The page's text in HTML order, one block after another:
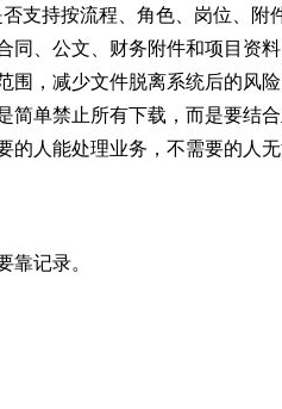
支持按流程、角色、岗位、附
同、公文、财务附件和项目资
围，减少文件脱离系统后的风
简单禁止所有下载，而是要结
的人能处理业务，不需要的人
靠记录。